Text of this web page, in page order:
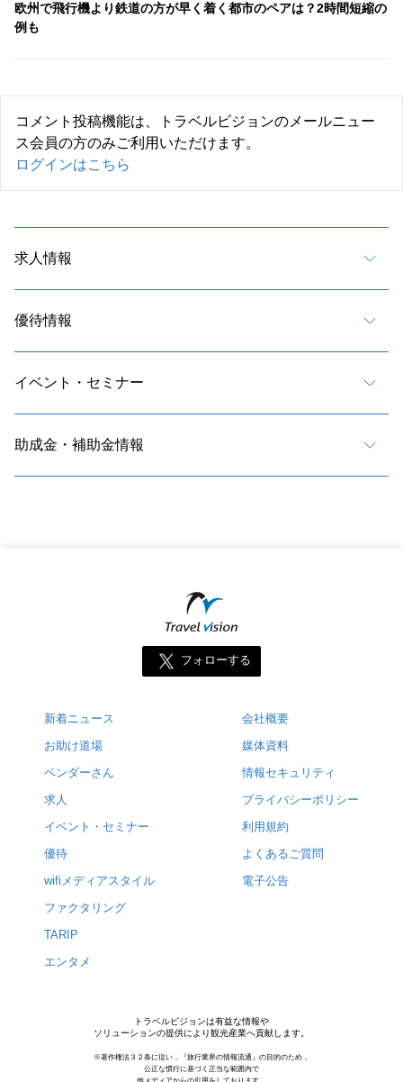
欧州で飛行機より鉄道の方が早く着く都市のペアは？2時間短縮の
例も
コメント投稿機能は、トラベルビジョンのメールニュー
ス会員の方のみご利用いただけます。
ログインはこちら
求人情報
優待情報
イベント・セミナー
助成金・補助金情報
フォローする
新着ニュース
お助け道場
ベンダーさん
求人
イベント・セミナー
優待
wifiメディアスタイル
ファクタリング
TARIP
エンタメ
会社概要
媒体資料
情報セキュリティ
プライバシーポリシー
利用規約
よくあるご質問
電子公告
トラベルビジョンは有益な情報や
ソリューションの提供により観光産業へ貢献します。
※著作権法３２条に従い，『旅行業界の情報流通』の目的のため，
公正な慣行に基づく正当な範囲内で